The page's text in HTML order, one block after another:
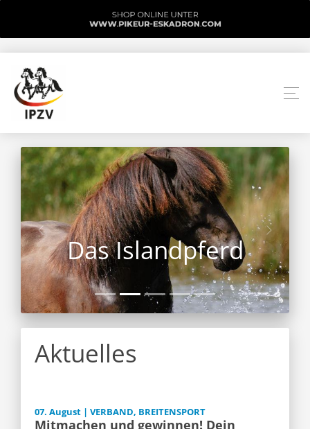
Das Islandpferd
Aktuelles
07. August | VERBAND, BREITENSPORT
Mitmachen und gewinnen! Dein